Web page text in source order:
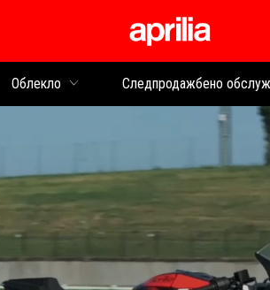
Облекло Следпродажбено